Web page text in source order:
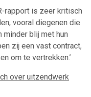
rapport is zeer kritisch
vooral diegenen die
minder blij met hun
zij een vast contract,
om te vertrekken.’
over uitzendwerk